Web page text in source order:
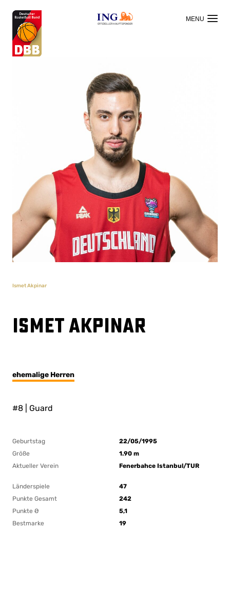
OFFIZIELLER HAUPTSPONSOR
Ismet Akpinar
Ismet Akpinar
ehemalige Herren
#8 | Guard
Geburtstag
22/05/1995
Größe
1.90 m
Aktueller Verein
Fenerbahce Istanbul/TUR
Länderspiele
47
Punkte Gesamt
242
Punkte Ø
5,1
Bestmarke
19